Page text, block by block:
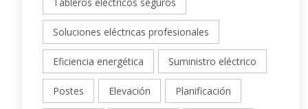
Tableros eléctricos seguros
Soluciones eléctricas profesionales
Eficiencia energética Suministro eléctrico
Postes Elevación Planificación